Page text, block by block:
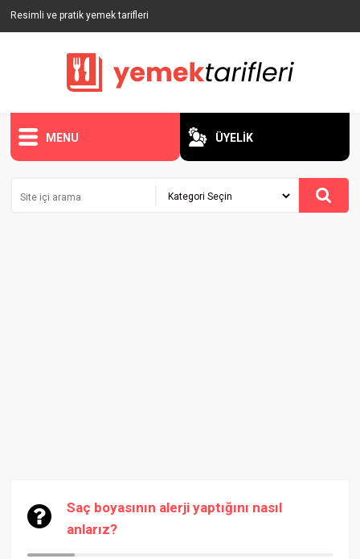
Resimli ve pratik yemek tarifleri
MENU ÜYELİK
Saç boyasının alerji yaptığını nasıl
anlarız?